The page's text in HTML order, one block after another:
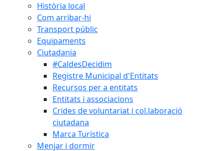
Història local
Com arribar-hi
Transport públic
Equipaments
Ciutadania
#CaldesDecidim
Registre Municipal d'Entitats
Recursos per a entitats
Entitats i associacions
Crides de voluntariat i col.laboració
ciutadana
Marca Turística
Menjar i dormir